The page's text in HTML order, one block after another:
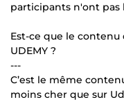
participants n'ont pas
Est-ce que le
UDEMY ?
---
C’est le même
moins cher que sur